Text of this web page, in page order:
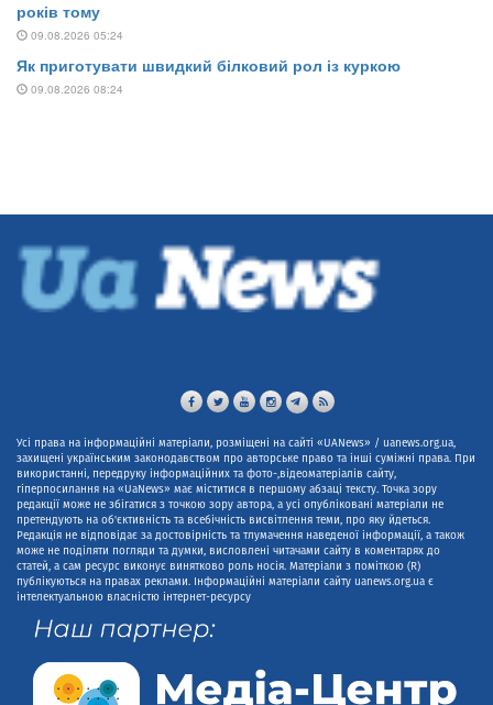
Усі права на інформаційні матеріали, розміщені на сайті «UANews» / uanews.org.ua,
захищені українським законодавством про авторське право та інші суміжні права. При
використанні, передруку інформаційних та фото-,відеоматеріалів сайту,
гіперпосилання на «UaNews» має міститися в першому абзаці тексту. Точка зору
редакції може не збігатися з точкою зору автора, а усі опубліковані матеріали не
претендують на об'єктивність та всебічність висвітлення теми, про яку йдеться.
Редакція не відповідає за достовірність та тлумачення наведеної інформації, а також
може не поділяти погляди та думки, висловлені читачами сайту в коментарях до
статей, а сам ресурс виконує винятково роль носія. Матеріали з поміткою (R)
публікуються на правах реклами. Інформаційні матеріали сайту uanews.org.ua є
інтелектуальною власністю інтернет-ресурсу